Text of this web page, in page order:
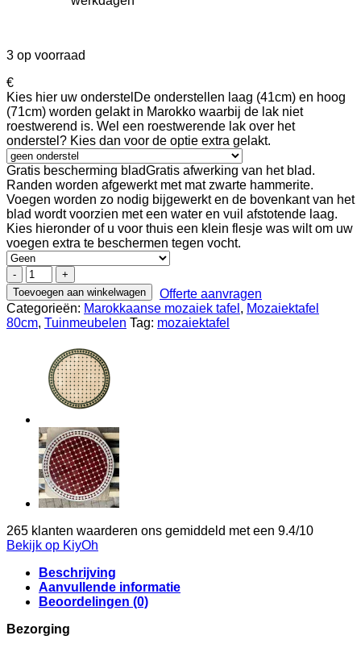
3 op voorraad
€
Kies hier uw onderstel De onderstellen laag (41cm) en hoog
(71cm) worden gelakt in Marokko waarbij de lak niet
roestwerend is. Wel een roestwerende lak over het
onderstel? Kies dan voor de optie extra gelakt.
Gratis bescherming bladGratis afwerking van het blad.
Randen worden afgewerkt met mat zwarte hammerite.
Voegen worden zo nodig bijgewerkt en de bovenkant van het
blad wordt voorzien met een water en vuil afstotende laag.
Kies hieronder of u voor thuis een klein flesje was wilt om uw
voegen extra te beschermen tegen vocht.
04A
80cm
mozaiektafel
simple
beige/Blauw
Toevoegen aan winkelwagen
Offerte aanvragen
Categorieën: Marokkaanse mozaiek tafel , Mozaiektafel
80cm, Tuinmeubelen Tag: mozaiektafel
265 klanten waarderen ons gemiddeld met een 9.4/10
Bekijk op KiyOh
Beschrijving
Aanvullende informatie
Beoordelingen (0)
Bezorging